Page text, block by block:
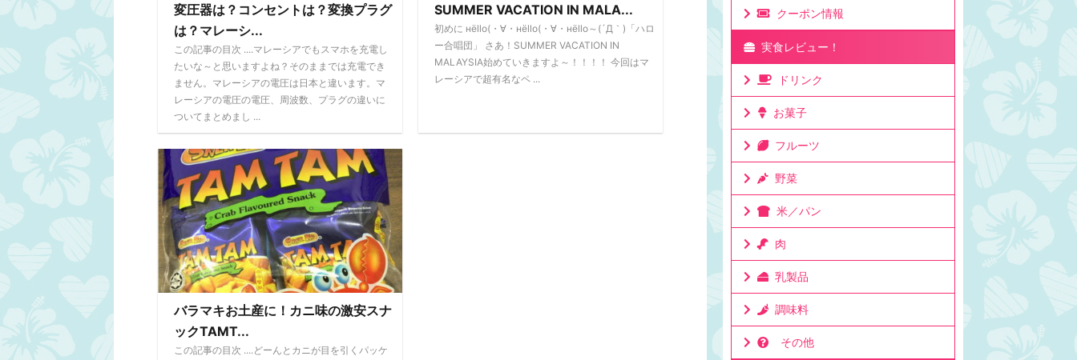
変圧器は？コンセントは？変換プラグ
は？マレーシ...
この記事の目次 ....マレーシアでもスマホを充電し
たいな～と思いますよね？そのままでは充電でき
ません。マレーシアの電圧は日本と違います。マ
レーシアの電圧の電圧、周波数、プラグの違いに
ついてまとめまし ...
SUMMER VACATION IN MALA...
初めに нёllо(・∀・нёllо(・∀・нёllо～(´Д｀)「ハロ
ー合唱団」 さあ！SUMMER VACATION IN
MALAYSIA始めていきますよ～！！！！ 今回はマ
レーシアで超有名なペ ...
バラマキお土産に！カニ味の激安スナ
ックTAMT...
この記事の目次 ....どーんとカニが目を引くパッケ
クーポン情報
実食レビュー！
ドリンク
お菓子
フルーツ
野菜
米／パン
肉
乳製品
調味料
その他